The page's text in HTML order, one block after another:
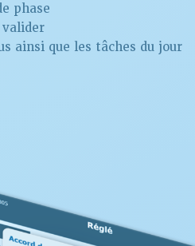
phase
valider
ainsi que les tâches du jour